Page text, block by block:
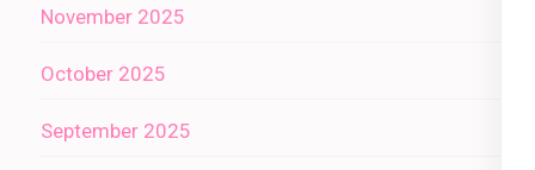
November 2025
October 2025
September 2025